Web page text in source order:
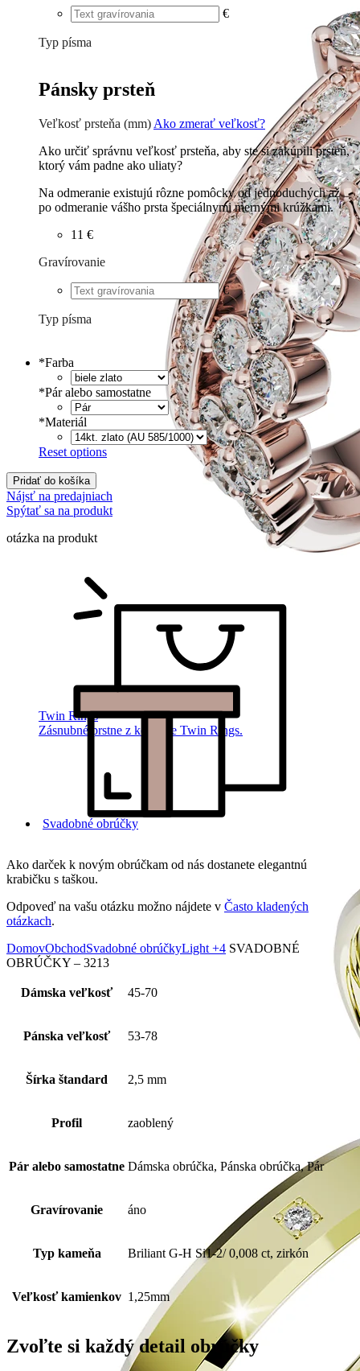
Twin Rings
Zásnubné prstne z kolekcie Twin Rings.
Svadobné obrúčky
€
Typ písma
Pánsky prsteň
Veľkosť prsteňa (mm) Ako zmerať veľkosť?
Ako určiť správnu veľkosť prsteňa, aby ste si zakúpili prsteň,
ktorý vám padne ako uliaty?
Na odmeranie existujú rôzne pomôcky od jednoduchých až
po odmeranie vášho prsta špeciálnymi mernými krúžkami.
11 €
Gravírovanie
€
Typ písma
Písané €
*Farba
*Pár alebo samostatne
*Materiál
Reset options
Pridať do košíka
Nájsť na predajniach
Spýtať sa na produkt
otázka na produkt
Ako darček k novým obrúčkam od nás dostanete elegantnú
krabičku s taškou.
Odpoveď na vašu otázku možno nájdete v Často kladených
otázkach.
DomovObchodSvadobné obrúčkyLight +4 SVADOBNÉ
OBRÚČKY – 3213
Dámska veľkosť 45-70
Pánska veľkosť 53-78
Šírka štandard 2,5 mm
Profil zaoblený
Pár alebo samostatne Dámska obrúčka, Pánska obrúčka, Pár
Gravírovanie áno
Typ kameňa Briliant G-H Si1-2/ 0,008 ct, zirkón
Veľkosť kamienkov 1,25mm
Zvoľte si každý detail obrúčky